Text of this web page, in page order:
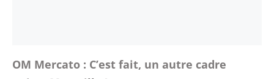
OM Mercato : C’est fait, un autre cadre